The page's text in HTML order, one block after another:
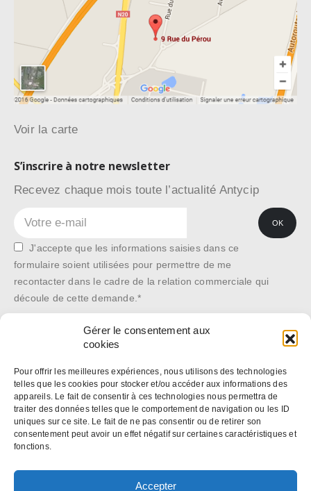
Gérer le consentement aux
cookies
Pour offrir les meilleures expériences, nous utilisons des technologies
telles que les cookies pour stocker et/ou accéder aux informations des
appareils. Le fait de consentir à ces technologies nous permettra de
traiter des données telles que le comportement de navigation ou les ID
uniques sur ce site. Le fait de ne pas consentir ou de retirer son
consentement peut avoir un effet négatif sur certaines caractéristiques et
fonctions.
Accepter
Voir la carte
S’inscrire à notre newsletter
Recevez chaque mois toute l’actualité Antycip
J'accepte que les informations saisies dans ce
formulaire soient utilisées pour permettre de me
recontacter dans le cadre de la relation commerciale qui
découle de cette demande.*
*Les données recueillies sont conservées dans la plus stricte
confidentialité, et pour le seul usage de notre société. Elles ne sont
communiquées à aucune autre structure. En application des articles 27
et 34 de la loi « Informatique et libertés » n° 78-17 du 6 janvier 1978,
vous disposez d’un droit de modification ou de suppression de ces
données. Si vous souhaitez exercer ce droit, contactez-nous :